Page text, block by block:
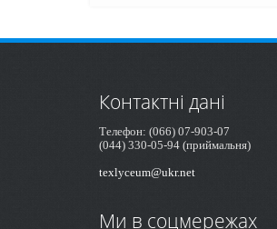
Контактні дані
Телефон: (066) 07-903-07
(044) 330-05-94 (приймальня)
texlyceum@ukr.net
Ми в соцмережах